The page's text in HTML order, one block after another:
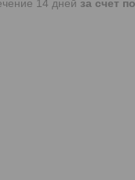
14 дней за счет